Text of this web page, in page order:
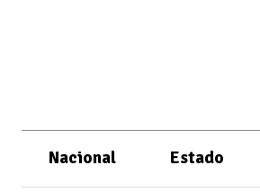
Nacional Estado